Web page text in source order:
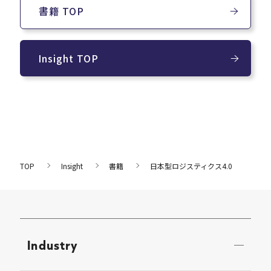
書籍 TOP
Insight TOP
TOP Insight 書籍 日本型ロジスティクス4.0
Industry